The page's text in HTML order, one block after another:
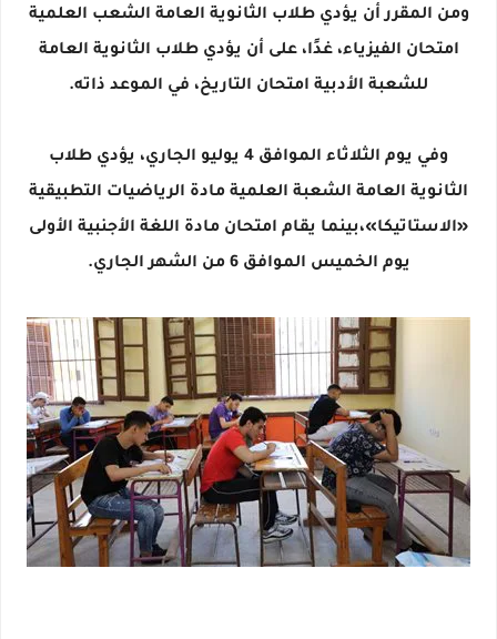
ومن المقرر أن يؤدي طلاب الثانوية العامة الشعب العلمية
امتحان الفيزياء، غدًا، على أن يؤدي طلاب الثانوية العامة
للشعبة الأدبية امتحان التاريخ، في الموعد ذاته.
وفي يوم الثلاثاء الموافق 4 يوليو الجاري، يؤدي طلاب
الثانوية العامة الشعبة العلمية مادة الرياضيات التطبيقية
«الاستاتيكا»،بينما يقام امتحان مادة اللغة الأجنبية الأولى
يوم الخميس الموافق 6 من الشهر الجاري.